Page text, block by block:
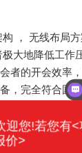
， 无线布局
大地降低工作
者的开会效率
，完全符合国
迎您!若您有
价>